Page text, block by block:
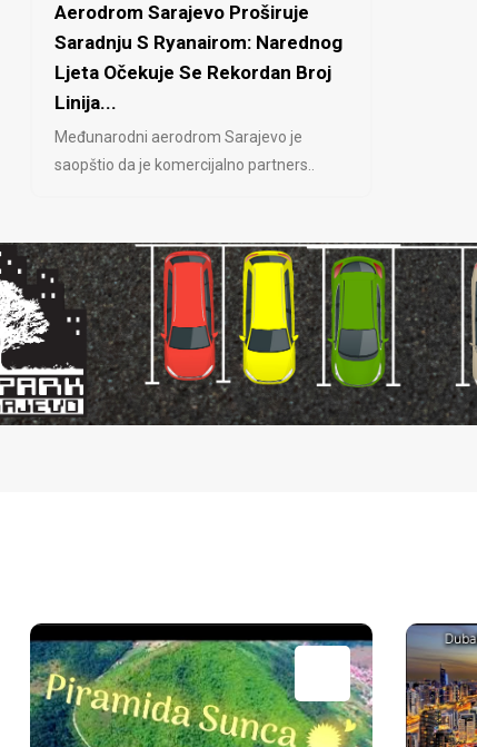
Aerodrom Sarajevo Proširuje
Saradnju S Ryanairom: Narednog
Ljeta Očekuje Se Rekordan Broj
Linija...
Međunarodni aerodrom Sarajevo je
saopštio da je komercijalno partners..